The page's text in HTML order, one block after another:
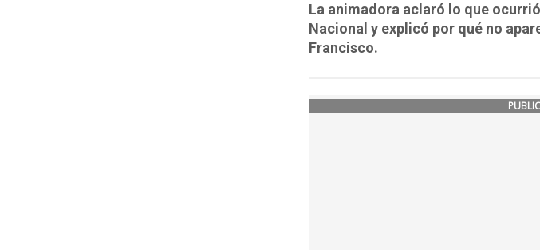
La animadora aclaró lo que
Nacional y explicó por qué no
Francisco.